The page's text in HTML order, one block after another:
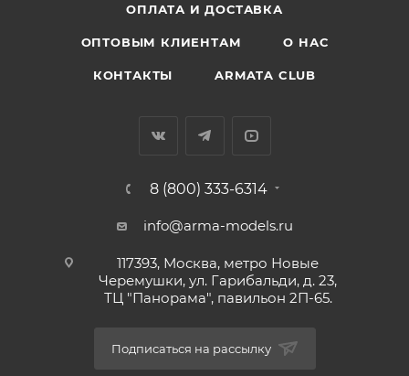
ОПЛАТА И ДОСТАВКА
ОПТОВЫМ КЛИЕНТАМ О НАС
КОНТАКТЫ ARMATA CLUB
8 (800) 333-6314
info@arma-models.ru
117393, Москва, метро Новые
Черемушки, ул. Гарибальди, д. 23,
ТЦ "Панорама", павильон 2П-65.
Подписаться на рассылку